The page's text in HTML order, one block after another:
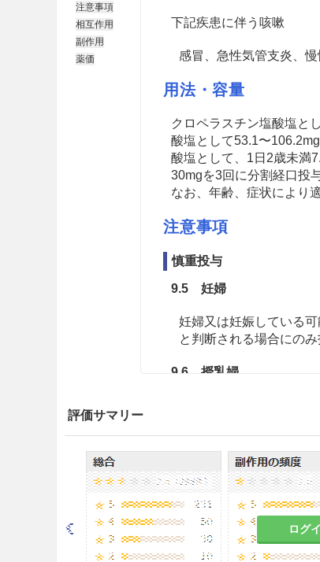
注意事項
相互作用
副作用
薬価
下記疾患に伴う咳嗽
感冒、急性気管支炎、
用法・容量
クロペラスチン塩酸塩と
酸塩として53.1〜
酸塩として、1日2歳未満
30mgを3回に分割経口投
なお、年齢、症状により
注意事項
慎重投与
9.5 妊婦
妊婦又は妊娠している
と判断される場合にのみ
9.6 授乳婦
9.8 高齢者
減量するなど注意する
相互作用
副作用
評価サマリー
ログ